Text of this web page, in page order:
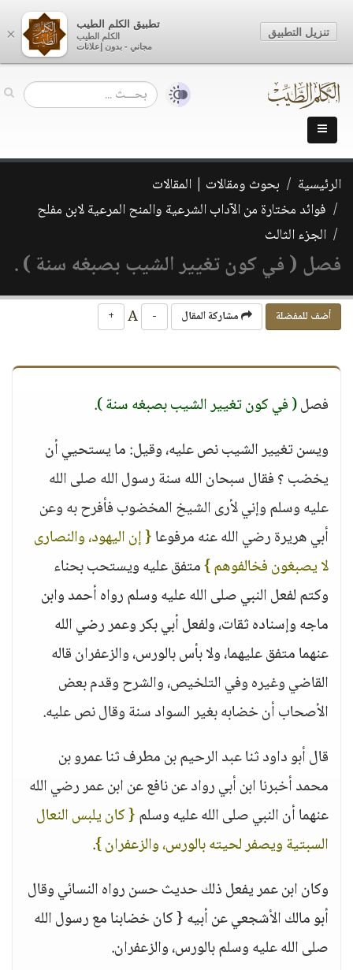
الرئيسية
بحوث ومقالات | المقالات
فوائد مختارة من الآداب الشرعية والمنح المرعية لابن مفلح
الجزء الثالث
فصل ( في كون تغيير الشيب بصبغه سنة ) .
أضف للمفضلة مشاركة المقال -
+
فصل( في كون تغيير الشيب بصبغه سنة ).
ويسن تغيير الشيب نص عليه، وقيل: ما يستحيي أن
يخضب ؟ فقال سبحان الله سنة رسول الله صلى الله
عليه وسلم وإني لأرى الشيخ المخضوب فأفرح به وعن
أبي هريرة رضي الله عنه مرفوعا{ إن اليهود، والنصارى
لا يصبغون فخالفوهم }متفق عليه ويستحب بحناء
وكتم لفعل النبي صلى الله عليه وسلم رواه أحمد وابن
ماجه وإسناده ثقات، ولفعل أبي بكر وعمر رضي الله
عنهما متفق عليهما، ولا بأس بالورس، والزعفران قاله
القاضي وغيره وفي التلخيص، والشرح وقدم بعض
الأصحاب أن خضابه بغير السواد سنة وقال نص عليه.
قال أبو داود ثنا عبد الرحيم بن مطرف ثنا عمرو بن
محمد أخبرنا ابن أبي رواد عن نافع عن ابن عمر رضي الله
عنهما أن النبي صلى الله عليه وسلم{ كان يلبس النعال
السبتية ويصفر لحيته بالورس، والزعفران }.
وكان ابن عمر يفعل ذلك حديث حسن رواه النسائي وقال
أبو مالك الأشجعي عن أبيه { كان خضابنا مع رسول الله
صلى الله عليه وسلم بالورس، والزعفران.
×
تطبيق الكلم الطيب
الكلم الطيب
مجاني - بدون إعلانات
تنزيل التطبيق